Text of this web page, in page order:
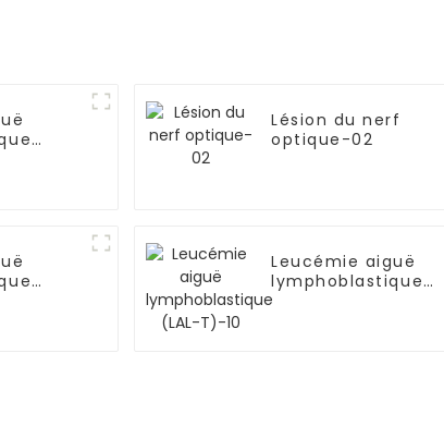
Lésion du nerf
optique-02
Leucémie aiguë
lymphoblastique
(LAL-T)-10